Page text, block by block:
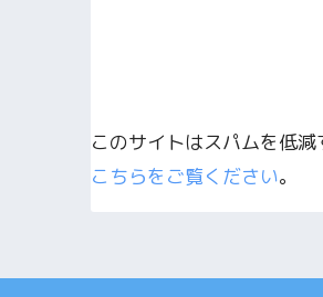
このサイトはスパムを低
こちらをご覧ください。